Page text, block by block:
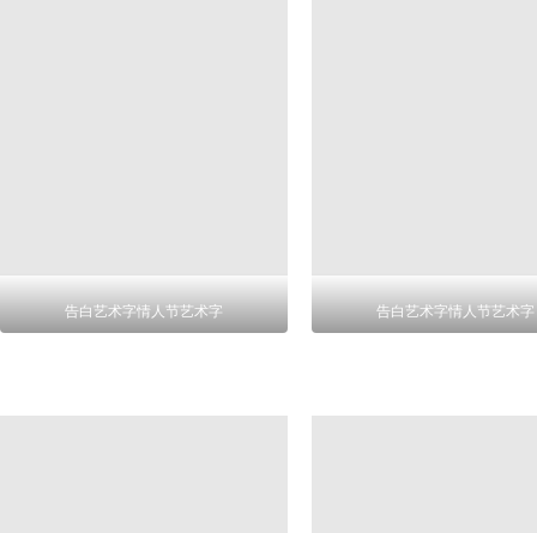
告白艺术字情人节艺术字 告白艺术字情人节艺术字